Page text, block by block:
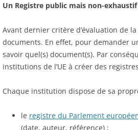
Un Registre public mais non-
Avant dernier critère d’évaluation de
documents. En effet, pour demander
savoir quel(s) document(s). Par
institutions de l’UE à créer des
Chaque institution dispose de sa
le registre du Parlement
(date, auteur, référence) ;